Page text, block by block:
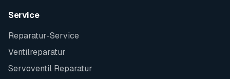
Service
Reparatur-Service
Ventilreparatur
Servoventil Reparatur